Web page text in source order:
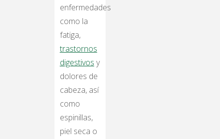
enfermedades
como la
fatiga,
trastornos
digestivos y
dolores de
cabeza, así
como
espinillas,
piel seca o